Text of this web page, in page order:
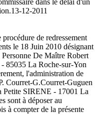
13-12-2011
de redressement
le 18 Juin 2010 désignant
De Maître Robert
85035 La Roche-sur-Yon
l'administration de
Courret-G.Courret-Guguen
Petite SIRENE - 17001 La
sont à déposer au
à compter de la présente